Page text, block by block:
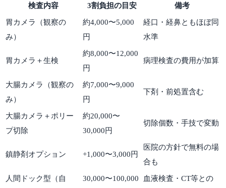
検査内容 3割負担の目安 備考
胃カメラ（観察の
み）
約4,000〜5,000
円
経口・経鼻ともほぼ同
水準
胃カメラ＋生検
約8,000〜12,000
円
病理検査の費用が加算
大腸カメラ（観察の
み）
約7,000〜9,000
円
下剤・前処置含む
大腸カメラ＋ポリー
プ切除
約20,000〜
30,000円
切除個数・手技で変動
鎮静剤オプション +1,000〜3,000円
医院の方針で無料の場
合も
人間ドック型（自
30,000〜100,000
血液検査・CT等との